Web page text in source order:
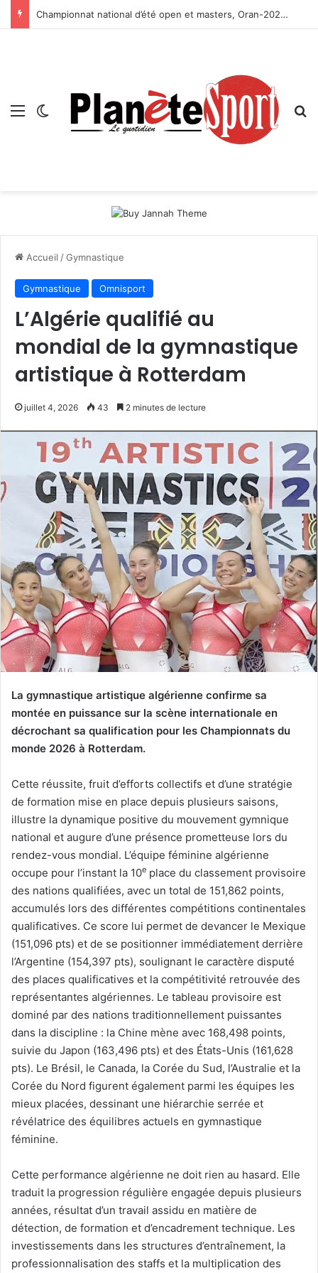
Championnat national d’été open et masters, Oran-2026 — Le CRB s’adjuge le titre
Menu Switch skin
Accueil /Gymnastique
Gymnastique Omnisport
L’Algérie qualifié au
mondial de la gymnastique
artistique à Rotterdam
juillet 4, 2026 43 2 minutes de lecture
La gymnastique artistique algérienne confirme sa
montée en puissance sur la scène internationale en
décrochant sa qualification pour les Championnats du
monde 2026 à Rotterdam.
Cette réussite, fruit d’efforts collectifs et d’une stratégie
de formation mise en place depuis plusieurs saisons,
illustre la dynamique positive du mouvement gymnique
national et augure d’une présence prometteuse lors du
rendez-vous mondial. L’équipe féminine algérienne
occupe pour l’instant la 10e place du classement provisoire
des nations qualifiées, avec un total de 151,862 points,
accumulés lors des différentes compétitions continentales
qualificatives. Ce score lui permet de devancer le Mexique
(151,096 pts) et de se positionner immédiatement derrière
l’Argentine (154,397 pts), soulignant le caractère disputé
des places qualificatives et la compétitivité retrouvée des
représentantes algériennes. Le tableau provisoire est
dominé par des nations traditionnellement puissantes
dans la discipline : la Chine mène avec 168,498 points,
suivie du Japon (163,496 pts) et des États-Unis (161,628
pts). Le Brésil, le Canada, la Corée du Sud, l’Australie et la
Corée du Nord figurent également parmi les équipes les
mieux placées, dessinant une hiérarchie serrée et
révélatrice des équilibres actuels en gymnastique
féminine.
Cette performance algérienne ne doit rien au hasard. Elle
traduit la progression régulière engagée depuis plusieurs
années, résultat d’un travail assidu en matière de
détection, de formation et d’encadrement technique. Les
investissements dans les structures d’entraînement, la
professionnalisation des staffs et la multiplication des